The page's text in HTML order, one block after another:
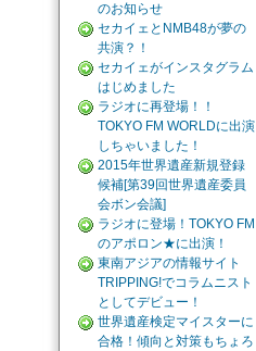
のお知らせ
セカイェとNMB48が夢の
共演？！
セカイェがインスタグラム
はじめました
ラジオに再登場！！
TOKYO FM WORLDに出演
しちゃいました！
2015年世界遺産新規登録
候補[第39回世界遺産委員
会ボン会議]
ラジオに登場！TOKYO FM
のアポロン★に出演！
東南アジアの情報サイト
TRIPPING!でコラムニスト
としてデビュー！
世界遺産検定マイスターに
合格！傾向と対策もちょろ